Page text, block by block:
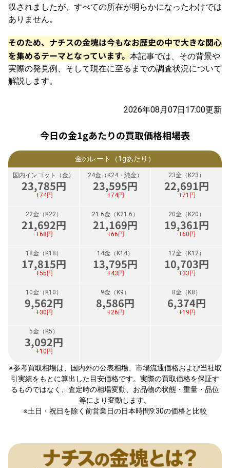
収されましたが、すべての所在が明らかになったわけでは
ありません。
そのため、ナチスの金塊は今もなお歴史の中で大きな関心
を集めるテーマとなっています。 本記事では、その背景や
実際の発見例、そして現在に至るまでの調査状況について
解説します。
2026年08月07日17:00更新
今日の金1gあたりの買取価格相場表
金のレート（1gあたり）
国内インゴット（金）
23,785円
+74円
24金（K24・純金）
23,595円
+74円
23金（K23）
22,691円
+71円
22金（K22）
21,692円
+68円
21.6金（K21.6）
21,169円
+66円
20金（K20）
19,361円
+60円
18金（K18）
17,815円
+55円
14金（K14）
13,795円
+43円
12金（K12）
10,703円
+33円
10金（K10）
9,562円
+30円
9金（K9）
8,586円
+26円
8金（K8）
6,374円
+19円
5金（K5）
3,092円
+10円
※参考買取相場は、国内外の公表相場、市場流通価格および当社取
引実績をもとに算出した目安価格です。実際の買取価格を保証す
るものではなく、査定時の相場変動、お品物の状態・重量・品位
等により変動します。
※土日・祝日を除く前営業日の日本時間9:30の価格と比較